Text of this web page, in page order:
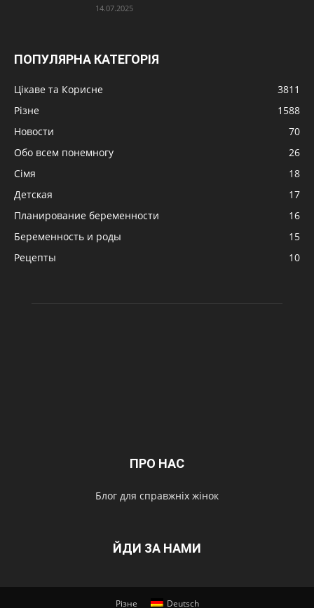
14.07.2025
ПОПУЛЯРНА КАТЕГОРІЯ
Цікаве та Корисне
3811
Різне
1588
Новости
70
Обо всем понемногу
26
Сімя
18
Детская
17
Планирование беременности
16
Беременность и роды
15
Рецепты
10
ПРО НАС
Блог для справжніх жінок
ЙДИ ЗА НАМИ
Різне Deutsch